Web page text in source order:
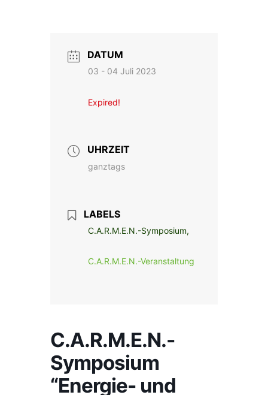
DATUM
03 - 04 Juli 2023
Expired!
UHRZEIT
ganztags
LABELS
C.A.R.M.E.N.-Symposium,
C.A.R.M.E.N.-Veranstaltung
C.A.R.M.E.N.-
Symposium
“Energie- und